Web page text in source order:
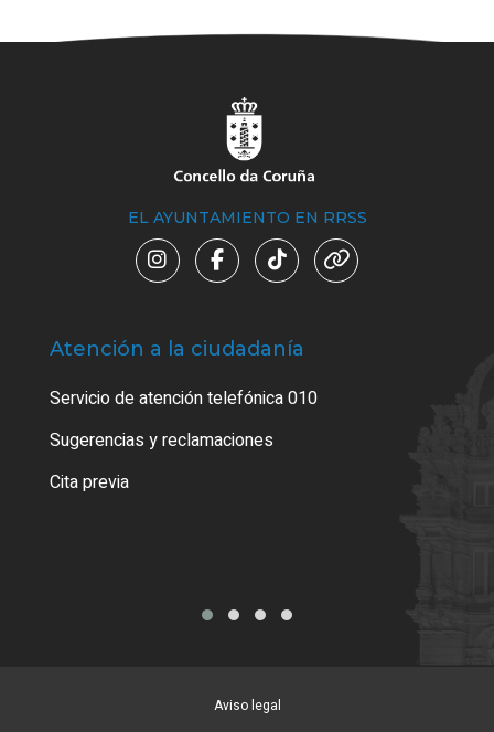
EL AYUNTAMIENTO EN RRSS
Atención a la ciudadanía
Servicio de atención telefónica 010
Sugerencias y reclamaciones
Cita previa
Aviso legal